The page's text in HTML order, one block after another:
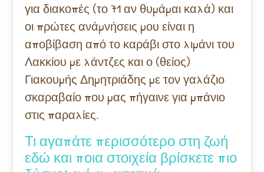
για διακοπές (το 71 αν θυμάμαι καλά) και
οι πρώτες ανάμνήσεις μου είναι η
αποβίβαση από το καράβι στο λιμάνι του
Λακκίου με λάντζες και ο (θείος)
Γιακουμής Δημητριάδης με τον γαλάζιο
σκαραβαίο που μας πήγαινε για μπάνιο
στις παραλίες.
Τι αγαπάτε περισσότερο στη ζωή
εδώ και ποια στοιχεία βρίσκετε πιο